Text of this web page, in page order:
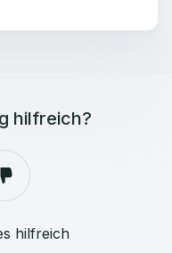
hilfreich?
hilfreich